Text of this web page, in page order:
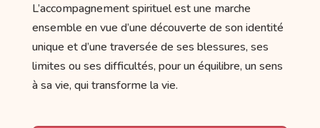
L’accompagnement spirituel est une marche
ensemble en vue d’une découverte de son identité
unique et d’une traversée de ses blessures, ses
limites ou ses difficultés, pour un équilibre, un sens
à sa vie, qui transforme la vie.